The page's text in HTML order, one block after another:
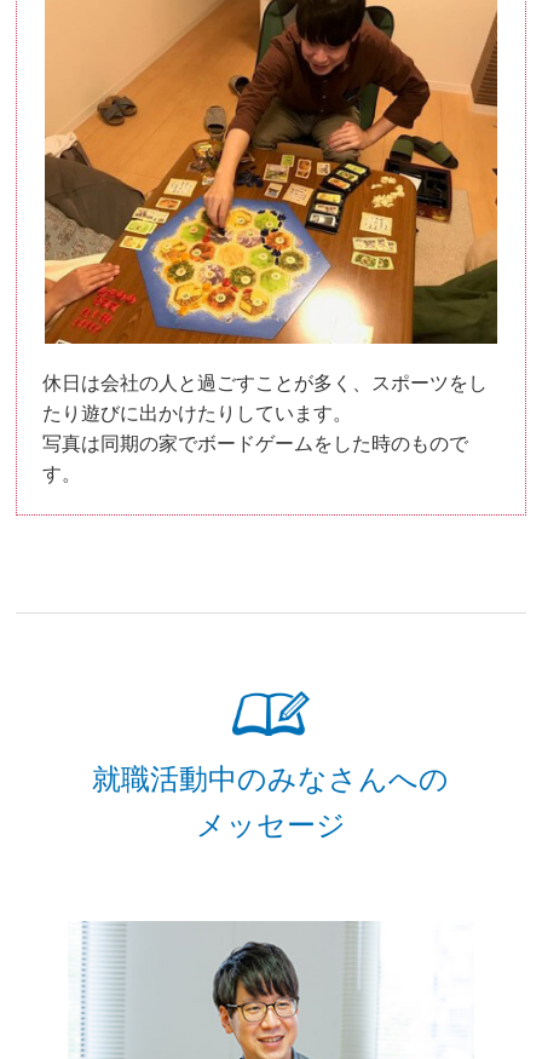
休日は会社の人と過ごすことが多く、スポーツをし
たり遊びに出かけたりしています。
写真は同期の家でボードゲームをした時のもので
す。
就職活動中のみなさんへの
メッセージ